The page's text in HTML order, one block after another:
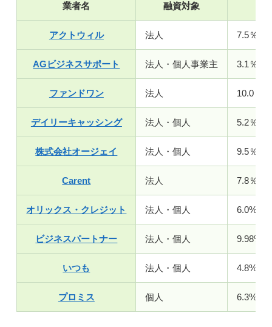
業者名 融資対象
アクトウィル 法人 7.5％～
AGビジネスサポート 法人・個人事業主 3.1％～
ファンドワン 法人 10.0％
デイリーキャッシング 法人・個人 5.2％～
株式会社オージェイ 法人・個人 9.5％～
Carent 法人 7.8％～
オリックス・クレジット 法人・個人 6.0%〜
ビジネスパートナー 法人・個人 9.98%
いつも 法人・個人 4.8%～
プロミス 個人 6.3%～